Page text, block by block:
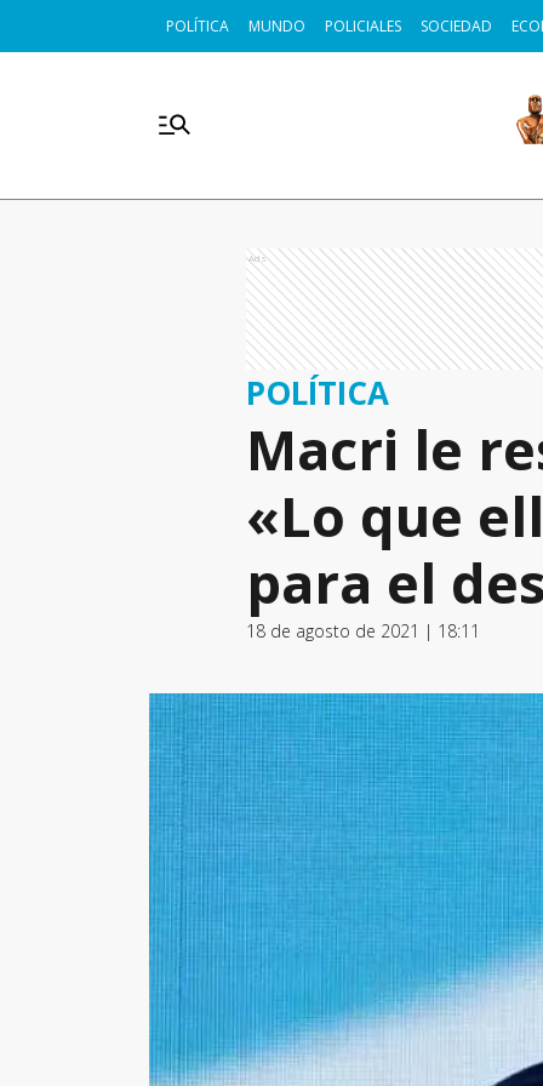
POLÍTICA MUNDO POLICIALES SOCIEDAD
Ads
POLÍTICA
Macri le
«Lo que
para el
18 de agosto de 2021 | 18:11